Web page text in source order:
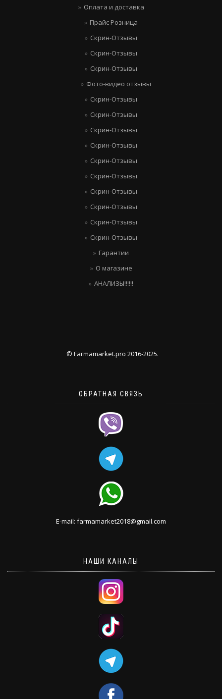
Оплата и доставка
Прайс Розница
Скрин-Отзывы
Скрин-Отзывы
Скрин-Отзывы
Фото-видео отзывы
Скрин-Отзывы
Скрин-Отзывы
Скрин-Отзывы
Скрин-Отзывы
Скрин-Отзывы
Скрин-Отзывы
Скрин-Отзывы
Скрин-Отзывы
Скрин-Отзывы
Скрин-Отзывы
Гарантии
О магазине
АНАЛИЗЫ!!!!!!
© Farmamarket.pro 2016-2025.
ОБРАТНАЯ СВЯЗЬ
E-mail: farmamarket2018@gmail.com
НАШИ КАНАЛЫ